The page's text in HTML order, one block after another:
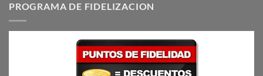
PROGRAMA DE FIDELIZACION